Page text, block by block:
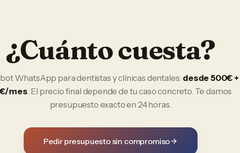
¿Cuánto cuesta?
WhatsApp paradentistas y clínicas dentales: desde 500€ +
mes. El precio final depende de tu caso concreto. Te damos
presupuesto exacto en 24 horas.
Pedir presupuesto sin compromiso